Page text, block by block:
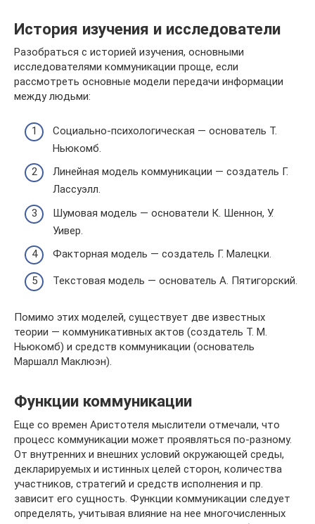
История изучения и исследователи
Разобраться с историей изучения, основными
исследователями коммуникации проще, если
рассмотреть основные модели передачи информации
между людьми:
Социально-психологическая — основатель Т.
Ньюкомб.
Линейная модель коммуникации — создатель Г.
Лассуэлл.
Шумовая модель — основатели К. Шеннон, У.
Уивер.
Факторная модель — создатель Г. Малецки.
Текстовая модель — основатель А. Пятигорский.
Помимо этих моделей, существует две известных
теории — коммуникативных актов (создатель Т. М.
Ньюкомб) и средств коммуникации (основатель
Маршалл Маклюэн).
Функции коммуникации
Еще со времен Аристотеля мыслители отмечали, что
процесс коммуникации может проявляться по-разному.
От внутренних и внешних условий окружающей среды,
декларируемых и истинных целей сторон, количества
участников, стратегий и средств исполнения и пр.
зависит его сущность. Функции коммуникации следует
определять, учитывая влияние на нее многочисленных